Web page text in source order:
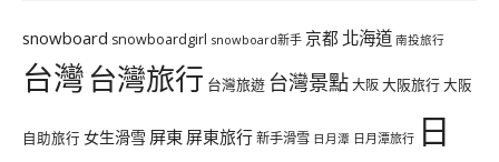
snowboard snowboardgirl snowboard新手 京都 北海道 南投旅行
台灣台灣旅行 台灣旅遊 台灣景點大阪大阪旅行大阪
自助旅行 女生滑雪 屏東 屏東旅行新手滑雪 日月潭 日月潭旅行 日